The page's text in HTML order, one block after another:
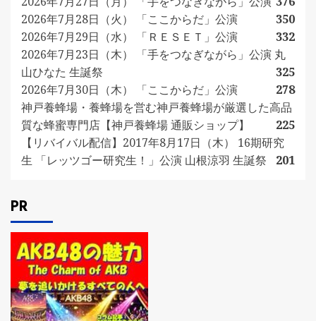
2026年7月28日（火） 「ここからだ」公演
350
2026年7月29日（水） 「ＲＥＳＥＴ」公演
332
2026年7月23日（木） 「手をつなぎながら」公演 丸
山ひなた 生誕祭
325
2026年7月30日（木） 「ここからだ」公演
278
神戸養蜂場・養蜂場を営む神戸養蜂場が厳選した高品
質な蜂蜜専門店【神戸養蜂場 通販ショップ】
225
【リバイバル配信】2017年8月17日（木） 16期研究
生 「レッツゴー研究生！」公演 山根涼羽 生誕祭
201
PR